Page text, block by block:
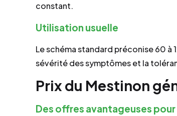
constant.
Utilisation usuelle
Le schéma standard préconise 60 à
sévérité des symptômes et la
Prix du Mestinon
Des offres avantageuses